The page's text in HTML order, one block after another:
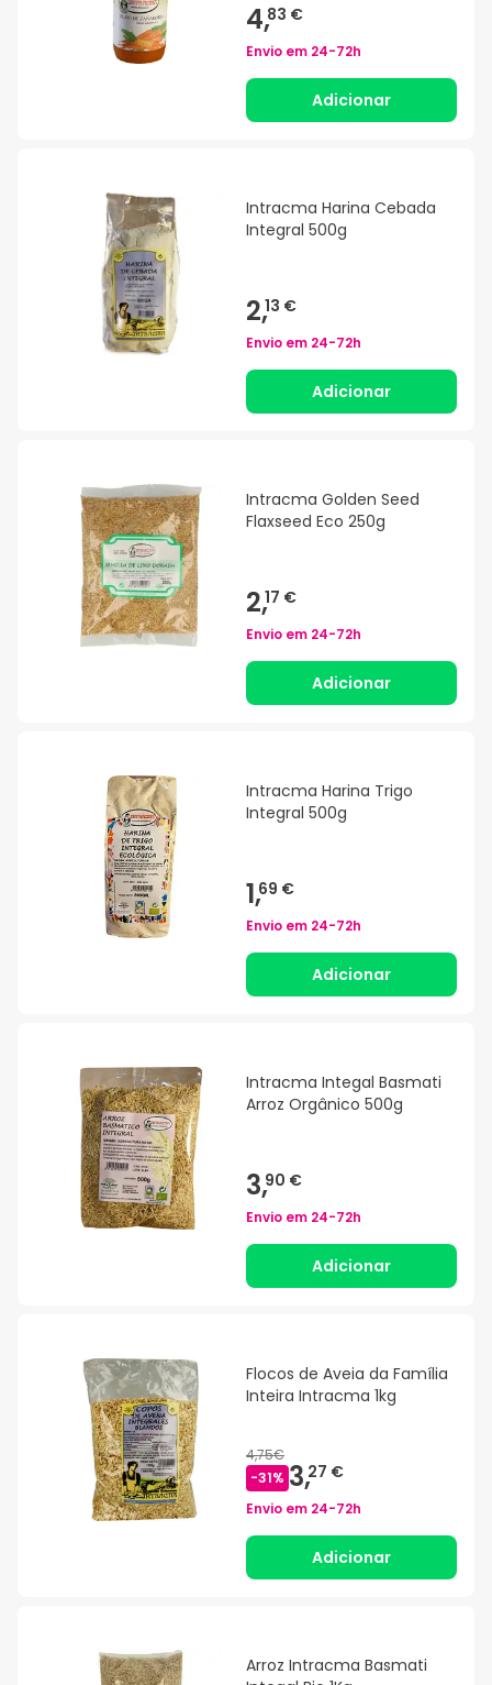
4,83 €
Envio em 24-72h
Adicionar
Intracma Harina Cebada
Integral 500g
2,13 €
Envio em 24-72h
Adicionar
Intracma Golden Seed
Flaxseed Eco 250g
2,17 €
Envio em 24-72h
Adicionar
Intracma Harina Trigo
Integral 500g
1,69 €
Envio em 24-72h
Adicionar
Intracma Integal Basmati
Arroz Orgânico 500g
3,90 €
Envio em 24-72h
Adicionar
Flocos de Aveia da Família
Inteira Intracma 1kg
4,75€
-31% 3,27 €
Envio em 24-72h
Adicionar
Arroz Intracma Basmati